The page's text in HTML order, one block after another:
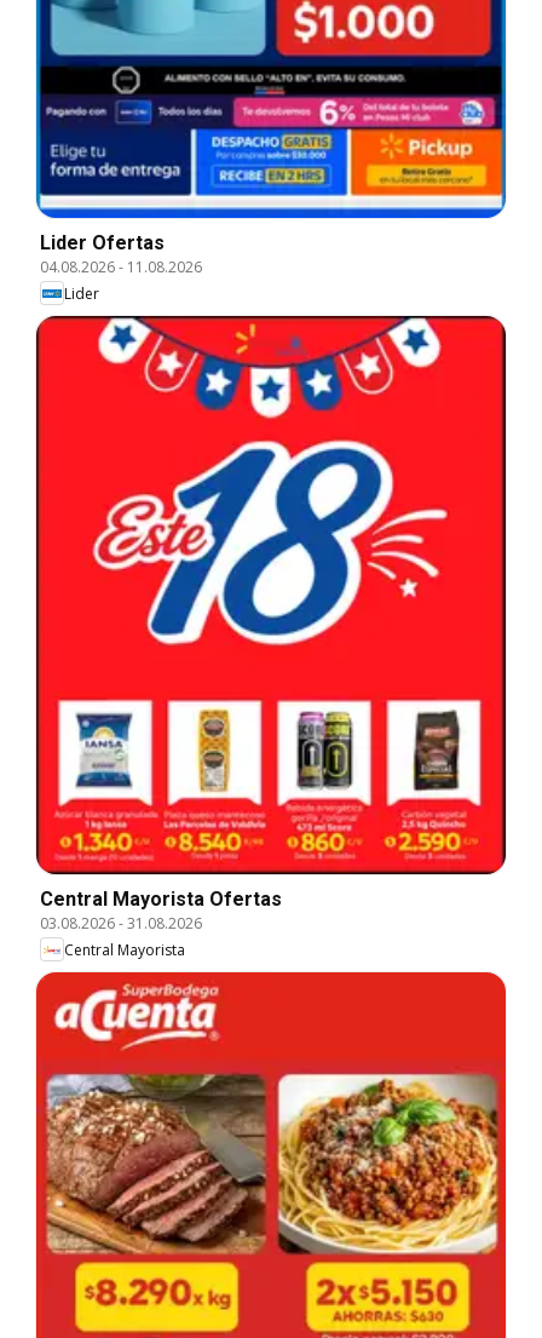
Lider Ofertas
04.08.2026- 11.08.2026
Lider
Central Mayorista Ofertas
03.08.2026-31.08.2026
Central Mayorista